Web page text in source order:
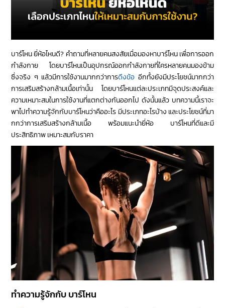
บาร์โหน ยี่ห้อไหนดี? คำถามที่หลายคนสงสัยเมื่อมองหาบาร์โหน เพื่อการออก
กำลังกาย โดยบาร์โหนเป็นอุปกรณ์ออกกำลังกายที่ใครหลายคนมองข้าม
ซึ่งจริง ๆ แล้วมีการใช้งานมากกว่าการดึงข้อ อีกทั้งยังมีประโยชน์มากกว่า
การเสริมสร้างกล้ามเนื้อเท่านั้น โดยบาร์โหนแต่ละประเภทมีจุดประสงค์และ
ความเหมาะสมในการใช้งานที่แตกต่างกันออกไป ดังนั้นแล้ว บทความนี้เราจะ
พาไปทำความรู้จักกับบาร์โหนว่าคืออะไร มีประเภทอะไรบ้าง และประโยชน์ที่มา
กกว่าการเสริมสร้างกล้ามเนื้อ พร้อมแนะนำยี่ห้อ บาร์โหนที่ดีและมี
ประสิทธิภาพ เหมาะสมกับราคา
ทำความรู้จักกับ บาร์โหน